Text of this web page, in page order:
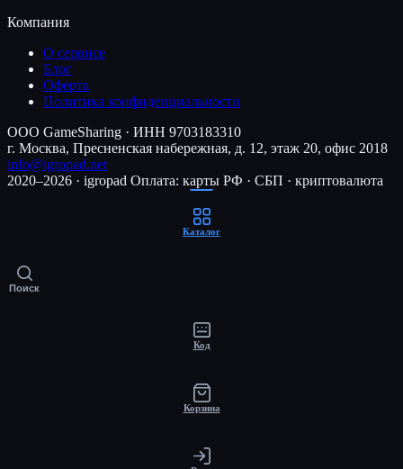
Компания
О сервисе
Блог
Оферта
Политика конфиденциальности
ООО GameSharing · ИНН 9703183310
г. Москва, Пресненская набережная, д. 12, этаж 20, офис 2018
info@igropad.net
2020–2026 · igropad Оплата: карты РФ · СБП · криптовалюта
Каталог
Поиск
Код
Корзина